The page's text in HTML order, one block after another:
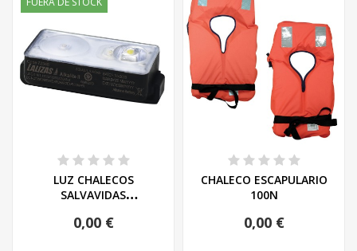
LUZ CHALECOS
SALVAVIDAS
0,00 €
CHALECO ESCAPULARIO
100N
0,00 €